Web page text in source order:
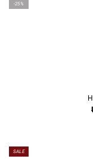
-25%
SALE